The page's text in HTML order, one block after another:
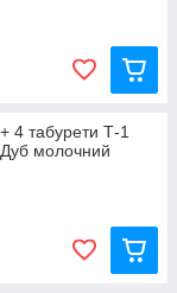
4 табурети Т-1
молочний